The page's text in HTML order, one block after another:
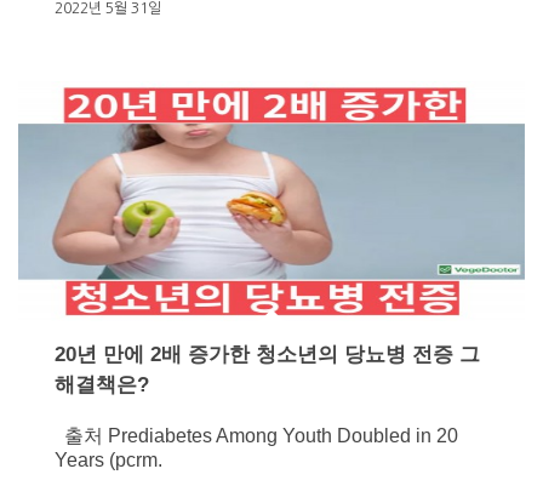
2022년 5월 31일
20년 만에 2배 증가한 청소년의 당뇨병 전증 그
해결책은?
출처 Prediabetes Among Youth Doubled in 20
Years (pcrm.